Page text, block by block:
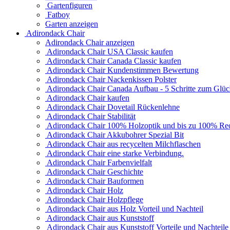
Gartenfiguren
Fatboy
Garten anzeigen
Adirondack Chair
Adirondack Chair anzeigen
Adirondack Chair USA Classic kaufen
Adirondack Chair Canada Classic kaufen
Adirondack Chair Kundenstimmen Bewertung
Adirondack Chair Nackenkissen Polster
Adirondack Chair Canada Aufbau - 5 Schritte zum
Adirondack Chair kaufen
Adirondack Chair Dovetail Rückenlehne
Adirondack Chair Stabilität
Adirondack Chair 100% Holzoptik und bis zu 100%
Adirondack Chair Akkubohrer Spezial Bit
Adirondack Chair aus recycelten Milchflaschen
Adirondack Chair eine starke Verbindung.
Adirondack Chair Farbenvielfalt
Adirondack Chair Geschichte
Adirondack Chair Bauformen
Adirondack Chair Holz
Adirondack Chair Holzpflege
Adirondack Chair aus Holz Vorteil und Nachteil
Adirondack Chair aus Kunststoff
Adirondack Chair aus Kunststoff Vorteile und Nachteile